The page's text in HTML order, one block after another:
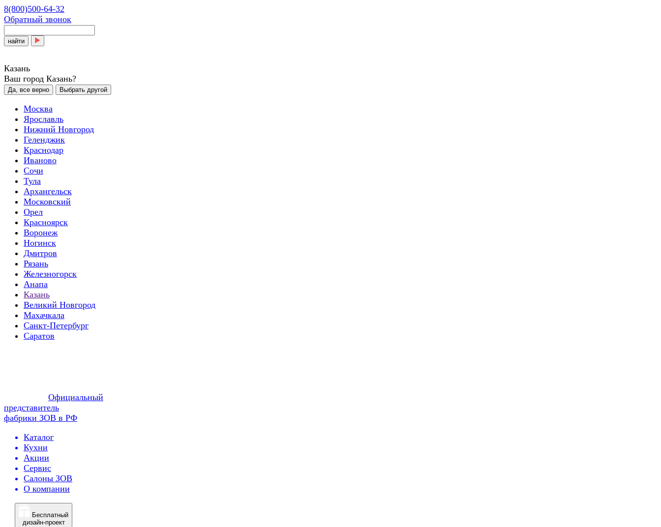
8(800)500-64-32
Обратный звонок
найти
Казань
Ваш город Казань?
Да, все верно Выбрать другой
Москва
Ярославль
Нижний Новгород
Геленджик
Краснодар
Иваново
Сочи
Тула
Архангельск
Московский
Орел
Красноярск
Воронеж
Ногинск
Дмитров
Рязань
Железногорск
Анапа
Казань
Великий Новгород
Махачкала
Санкт-Петербург
Саратов
Официальный
представитель
фабрики ЗОВ в РФ
Каталог
Кухни
Акции
Сервис
Салоны ЗОВ
О компании
Бесплатный
дизайн-проект